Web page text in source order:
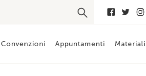
Convenzioni Appuntamenti Materiali